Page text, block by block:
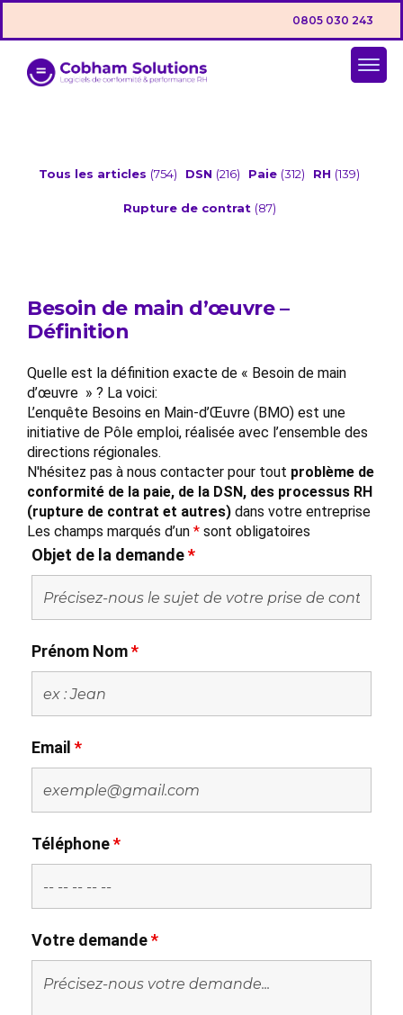
0805 030 243
Tous les articles (754) DSN (216) Paie (312) RH (139)
Rupture de contrat (87)
Besoin de main d’œuvre –
Définition
Quelle est la définition exacte de « Besoin de main
d’œuvre » ? La voici:
L’enquête Besoins en Main-d’Œuvre (BMO) est une
initiative de Pôle emploi, réalisée avec l’ensemble des
directions régionales.
N'hésitez pas à nous contacter pour tout problème de
conformité de la paie, de la DSN, des processus RH
(rupture de contrat et autres) dans votre entreprise
Les champs marqués d’un * sont obligatoires
Objet de la demande*
Prénom Nom*
Email *
Téléphone*
Votre demande*